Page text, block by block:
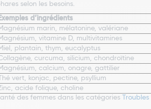
selon les besoins.
Exemples d’ingrédients
marin, mélatonine, valériane
vitamine D, multivitamines
plantain, thym, eucalyptus
curcuma, silicium, chondroïtine
calcium, onagre, gattilier
Thé vert, konjac, pectine, psyllium
acide folique, choline
des femmes dans les catégories